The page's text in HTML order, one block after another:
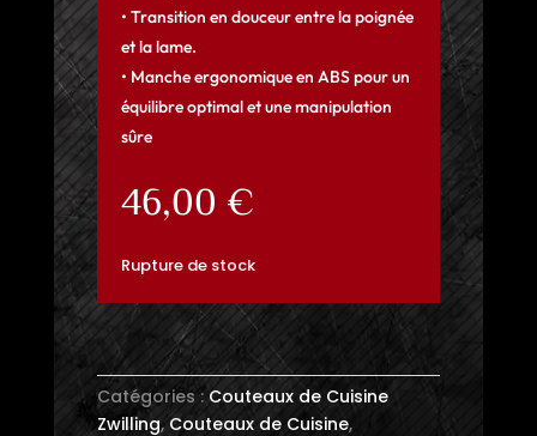
• Transition en douceur entre la poignée
et la lame.
• Manche ergonomique en ABS pour un
équilibre optimal et une manipulation
sûre
46,00 €
Rupture de stock
Catégories :Couteaux de Cuisine
Zwilling, Couteaux de Cuisine,